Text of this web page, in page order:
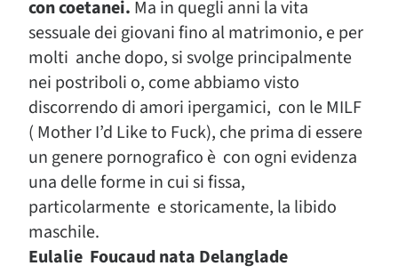
con coetanei. Ma in quegli anni la vita
sessuale dei giovani fino al matrimonio, e per
molti anche dopo, si svolge principalmente
nei postriboli o, come abbiamo visto
discorrendo di amori ipergamici, con le MILF
( Mother I’d Like to Fuck), che prima di essere
un genere pornografico è con ogni evidenza
una delle forme in cui si fissa,
particolarmente e storicamente, la libido
maschile.
Eulalie Foucaud nata Delanglade